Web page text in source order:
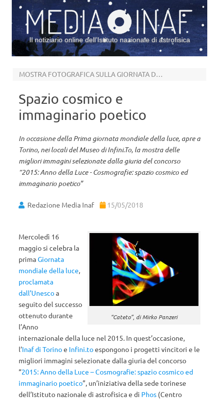
Il notiziario online dell’Istituto nazionale di astrofisica
MOSTRA FOTOGRAFICA SULLA GIORNATA DELLA LUCE
Spazio cosmico e
immaginario poetico
In occasione della Prima giornata mondiale della luce, apre a
Torino, nei locali del Museo di Infini.To, la mostra delle
migliori immagini selezionate dalla giuria del concorso
“2015: Anno della Luce - Cosmografie: spazio cosmico ed
immaginario poetico”
Redazione Media Inaf 15/05/2018
“Cateto”, di Mirko Panzeri
Mercoledì 16
maggio si celebra la
primaGiornata
mondiale della luce,
proclamata
dall’Unescoa
seguito del successo
ottenuto durante
l’Anno
internazionale della luce nel 2015. In quest’occasione,
l’Inaf di Torinoe Infini.toespongono i progetti vincitori e le
migliori immagini selezionate dalla giuria del concorso
“2015: Anno della Luce – Cosmografie: spazio cosmico ed
immaginario poetico”, un’iniziativa della sede torinese
dell’Istituto nazionale di astrofisica e di Phos (Centro